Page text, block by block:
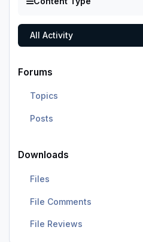
All Activity
Forums
Topics
Posts
Downloads
Files
File Comments
File Reviews